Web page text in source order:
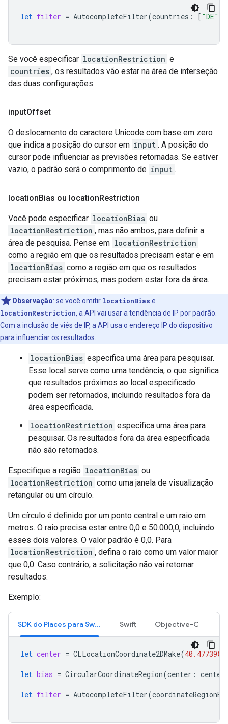
let filter = AutocompleteFilter(countries : [ "DE"
Se você especificar locationRestriction e
countries , os resultados vão estar na área de interseção
das duas configurações.
inputOffset
O deslocamento do caractere Unicode com base em zero
que indica a posição do cursor em input . A posição do
cursor pode influenciar as previsões retornadas. Se estiver
vazio, o padrão será o comprimento de input .
locationBias ou locationRestriction
Você pode especificar locationBias ou
locationRestriction , mas não ambos, para definir a
área de pesquisa. Pense em locationRestriction
como a região em que os resultados precisam estar e em
locationBias como a região em que os resultados
precisam estar próximos, mas podem estar fora da área.
Observação: se você omitir locationBias e
locationRestriction, a API vai usar a tendência de IP por padrão.
Com a inclusão de viés de IP, a API usa o endereço IP do dispositivo
para influenciar os resultados.
locationBias especifica uma área para pesquisar.
Esse local serve como uma tendência, o que significa
que resultados próximos ao local especificado
podem ser retornados, incluindo resultados fora da
área especificada.
locationRestriction especifica uma área para
pesquisar. Os resultados fora da área especificada
não são retornados.
Especifique a região locationBias ou
locationRestriction como uma janela de visualização
retangular ou um círculo.
Um círculo é definido por um ponto central e um raio em
metros. O raio precisa estar entre 0,0 e 50.000,0, incluindo
esses dois valores. O valor padrão é 0,0. Para
locationRestriction , defina o raio como um valor maior
que 0,0. Caso contrário, a solicitação não vai retornar
resultados.
Exemplo:
SDK do Places para Swift Swift Objective-C
let center = CLLocationCoordinate2DMake(40.477398
let bias = CircularCoordinateRegion(center : center
let filter = AutocompleteFilter(